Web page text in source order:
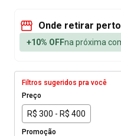
Onde retirar
+10% OFFna próxima
Filtros sugeridos pra você
Preço
R$ 300 - R$ 400
Promoção